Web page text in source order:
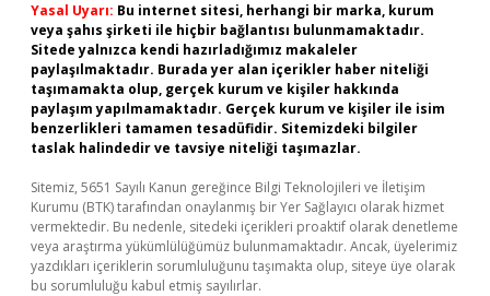
Yasal Uyarı: Bu internet sitesi, herhangi bir marka, kurum
veya şahıs şirketi ile hiçbir bağlantısı bulunmamaktadır.
Sitede yalnızca kendi hazırladığımız makaleler
paylaşılmaktadır. Burada yer alan içerikler haber niteliği
taşımamakta olup, gerçek kurum ve kişiler hakkında
paylaşım yapılmamaktadır. Gerçek kurum ve kişiler ile isim
benzerlikleri tamamen tesadüfidir. Sitemizdeki bilgiler
taslak halindedir ve tavsiye niteliği taşımazlar.
Sitemiz, 5651 Sayılı Kanun gereğince Bilgi Teknolojileri ve İletişim
Kurumu (BTK) tarafından onaylanmış bir Yer Sağlayıcı olarak hizmet
vermektedir. Bu nedenle, sitedeki içerikleri proaktif olarak denetleme
veya araştırma yükümlülüğümüz bulunmamaktadır. Ancak, üyelerimiz
yazdıkları içeriklerin sorumluluğunu taşımakta olup, siteye üye olarak
bu sorumluluğu kabul etmiş sayılırlar.